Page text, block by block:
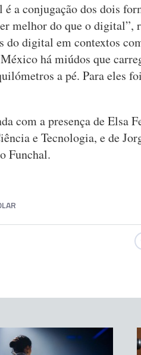
a conjugação dos dois
melhor do que o digital”,
do digital em contextos
há miúdos que
a pé. Para eles
com a presença de Elsa
e Tecnologia, e de
Funchal.